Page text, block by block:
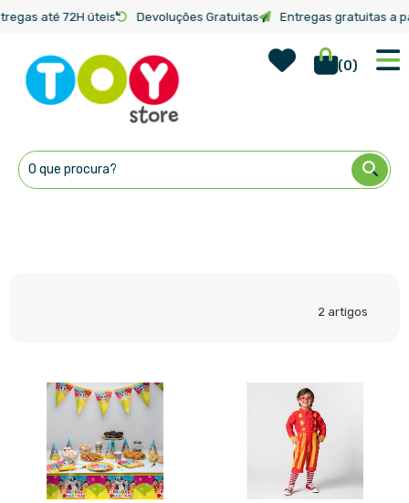
até 72H úteis Devoluções Gratuitas Entregas gratuitas a
Wish List
(0)
para
Conteúdo
Início Categorias
2 artigos